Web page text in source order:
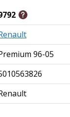
96-05